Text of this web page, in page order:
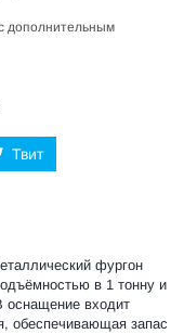
дополнительным
Твит
фургон
в 1 тонну и
оснащение входит
обеспечивающая запас